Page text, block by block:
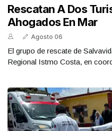
Rescatan A Dos
Ahogados En Mar
Agosto 06
El grupo de rescate de
Regional Istmo Costa, en